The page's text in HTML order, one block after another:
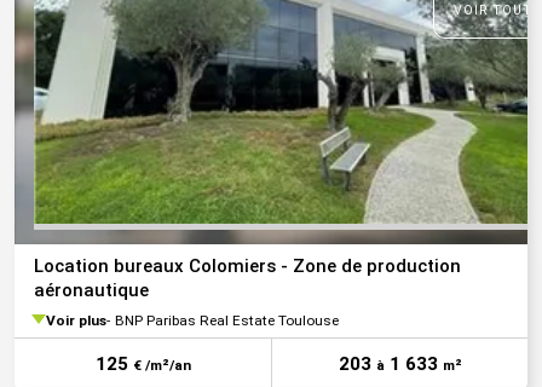
VOIR
Location bureaux Colomiers - Zone de production
aéronautique
Voir plus BNP Paribas Real Estate Toulouse
125 € /m²/an 203 à1 633 m²